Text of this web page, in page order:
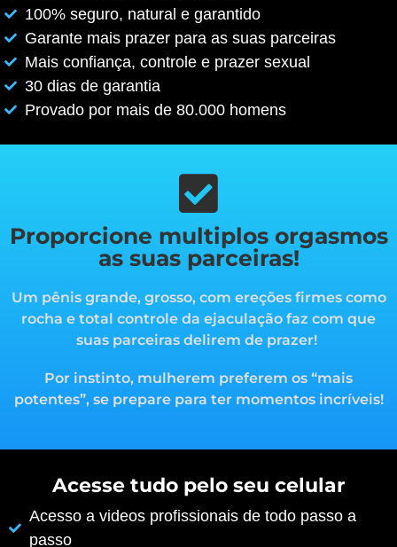
100% seguro, natural e garantido
Garante mais prazer para as suas parceiras
Mais confiança, controle e prazer sexual
30 dias de garantia
Provado por mais de 80.000 homens
Proporcione multiplos orgasmos
as suas parceiras!
Um pênis grande, grosso, com ereções firmes como
rocha e total controle da ejaculação faz com que
suas parceiras delirem de prazer!
Por instinto, mulherem preferem os “mais
potentes”, se prepare para ter momentos incríveis!
Acesse tudo pelo seu celular
Acesso a videos profissionais de todo passo a
passo